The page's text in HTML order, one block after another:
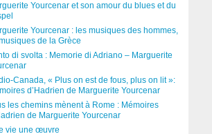
Yourcenar et son amour du blues et du
Yourcenar : les musiques des hommes,
de la Grèce
di svolta : Memorie di Adriano – Marguerite
Canada, « Plus on est de fous, plus on lit »:
d’Hadrien de Marguerite Yourcenar
les chemins mènent à Rome : Mémoires
de Marguerite Yourcenar
vie une œuvre